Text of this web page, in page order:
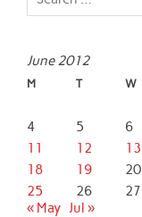
June 2012
M T W
4
5 6
11
12 13
18
19 20
25
26 27
« May Jul »